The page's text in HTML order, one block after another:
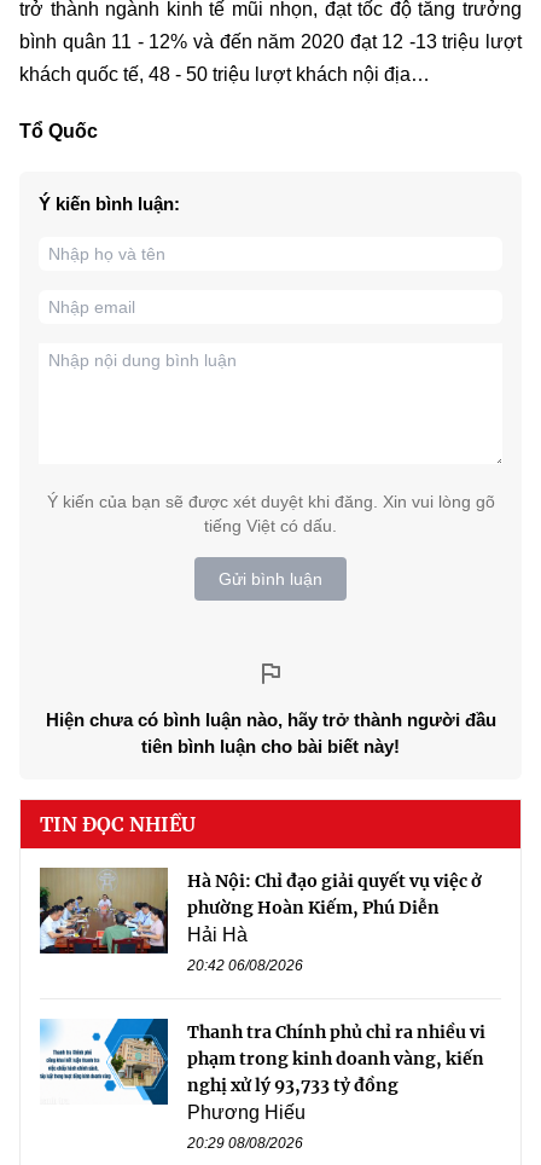
trở thành ngành kinh tế mũi nhọn, đạt tốc độ tăng trưởng
bình quân 11 - 12% và đến năm 2020 đạt 12 -13 triệu lượt
khách quốc tế, 48 - 50 triệu lượt khách nội địa…
Tổ Quốc
Ý kiến bình luận:
Ý kiến của bạn sẽ được xét duyệt khi đăng. Xin vui lòng gõ
tiếng Việt có dấu.
Gửi bình luận
Hiện chưa có bình luận nào, hãy trở thành người đầu
tiên bình luận cho bài biết này!
TIN ĐỌC NHIỀU
Hà Nội: Chỉ đạo giải quyết vụ việc ở
phường Hoàn Kiếm, Phú Diễn
Hải Hà
20:42 06/08/2026
Thanh tra Chính phủ chỉ ra nhiều vi
phạm trong kinh doanh vàng, kiến
nghị xử lý 93,733 tỷ đồng
Phương Hiếu
20:29 08/08/2026